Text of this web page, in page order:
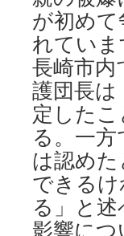
が初め
れてい
長崎市
護団長
定した
る。一
は認め
できる
る」と
影響に